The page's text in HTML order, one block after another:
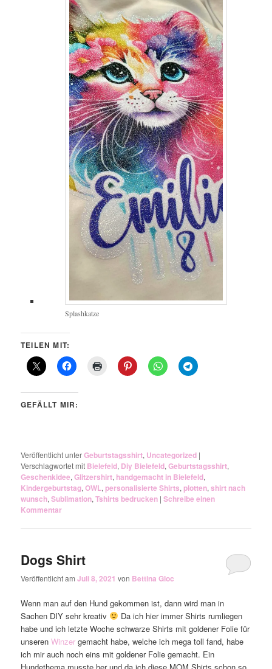
Splashkatze
TEILEN MIT:
GEFÄLLT MIR:
Veröffentlicht unterGeburtstagsshirt, Uncategorized |
Verschlagwortet mit Bielefeld, Diy Bielefeld,Geburtstagsshirt,
Geschenkidee,Glitzershirt, handgemacht in Bielefeld,
Kindergeburtstag,OWL,personalisierte Shirts,plotten,shirt nach
wunsch,Sublimation,Tshirts bedrucken |Schreibe einen
Kommentar
Dogs Shirt
Veröffentlicht amJuli 8, 2021 von Bettina Gloc
Wenn man auf den Hund gekommen ist, dann wird man in
Sachen DIY sehr kreativ
Da ich hier immer Shirts rumliegen
habe und ich letzte Woche schwarze Shirts mit goldener Folie für
unserenWinzer gemacht habe, welche ich mega toll fand, habe
ich mir auch noch eins mit goldener Folie gemacht. Ein